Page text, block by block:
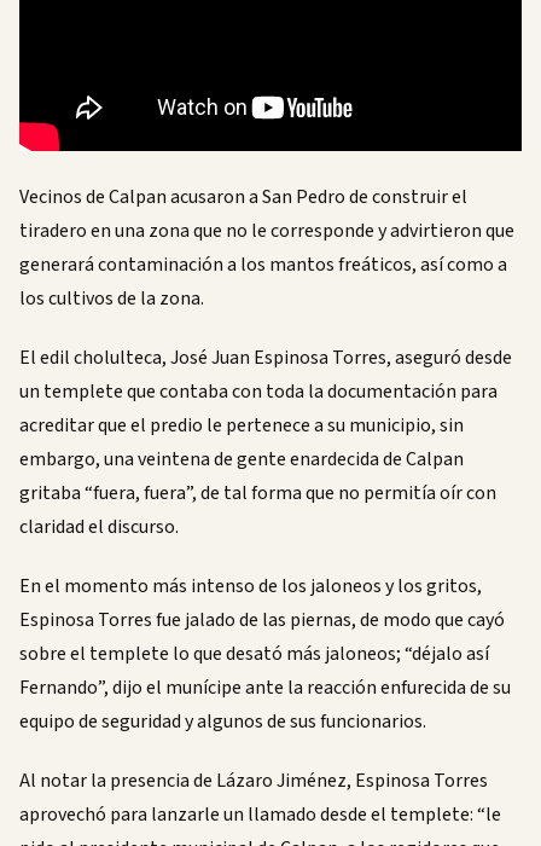
Vecinos de Calpan acusaron a San Pedro de construir el
tiradero en una zona que no le corresponde y advirtieron que
generará contaminación a los mantos freáticos, así como a
los cultivos de la zona.
El edil cholulteca, José Juan Espinosa Torres, aseguró desde
un templete que contaba con toda la documentación para
acreditar que el predio le pertenece a su municipio, sin
embargo, una veintena de gente enardecida de Calpan
gritaba “fuera, fuera”, de tal forma que no permitía oír con
claridad el discurso.
En el momento más intenso de los jaloneos y los gritos,
Espinosa Torres fue jalado de las piernas, de modo que cayó
sobre el templete lo que desató más jaloneos; “déjalo así
Fernando”, dijo el munícipe ante la reacción enfurecida de su
equipo de seguridad y algunos de sus funcionarios.
Al notar la presencia de Lázaro Jiménez, Espinosa Torres
aprovechó para lanzarle un llamado desde el templete: “le